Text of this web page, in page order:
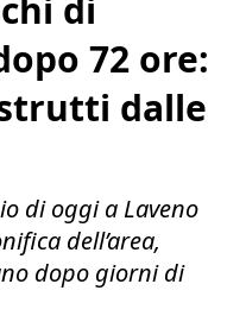
di
72 ore:
dalle
di oggi a Laveno
dell’area,
dopo giorni di